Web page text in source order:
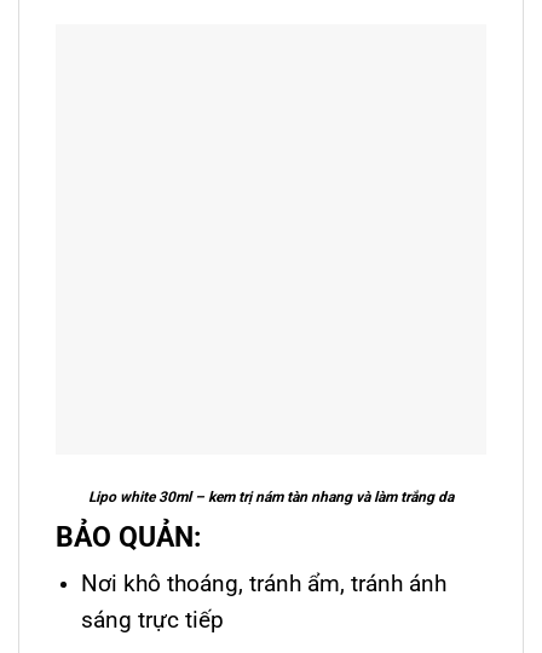
Lipo white 30ml – kem trị nám tàn nhang và làm trắng da
BẢO QUẢN:
Nơi khô thoáng, tránh ẩm, tránh ánh
sáng trực tiếp